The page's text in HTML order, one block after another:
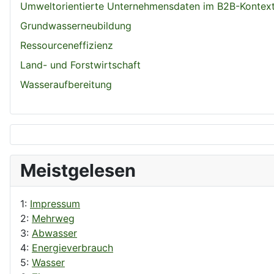
Umweltorientierte Unternehmensdaten im B2B-
Grundwasserneubildung
Ressourceneffizienz
Land- und Forstwirtschaft
Wasseraufbereitung
Meistgelesen
1: Impressum
2: Mehrweg
3: Abwasser
4: Energieverbrauch
5: Wasser